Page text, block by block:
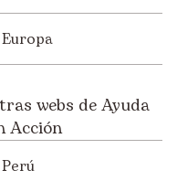
Europa
webs de Ayuda
Acción
Perú